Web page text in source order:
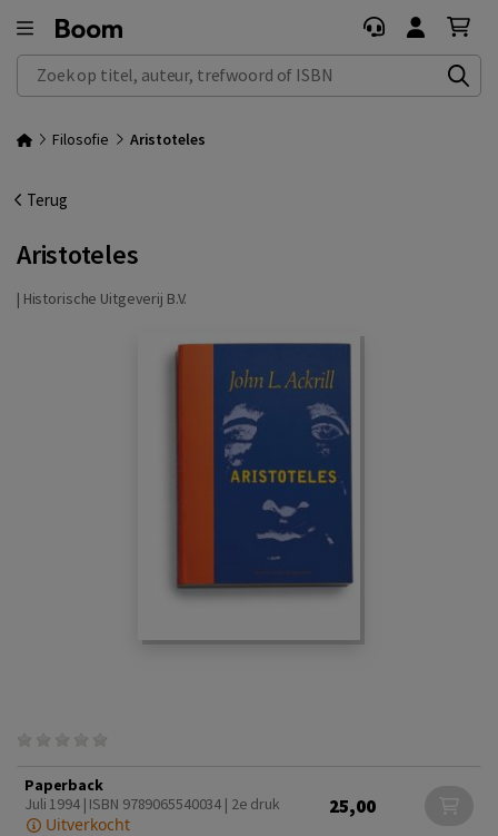
Zoek op titel, auteur, trefwoord of ISBN
Filosofie Aristoteles
Terug
Aristoteles
| Historische Uitgeverij B.V.
Paperback
Juli 1994 | ISBN 9789065540034 | 2e druk
Uitverkocht
25,00